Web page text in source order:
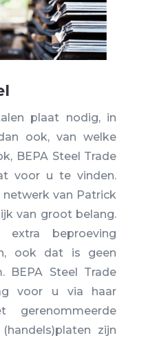
plaat nodig, in
ook, van welke
BEPA Steel Trade
voor u te vinden.
van Patrick
van groot belang.
beproeving
ook dat is geen
BEPA Steel Trade
voor u via haar
gerenommeerde
zijn